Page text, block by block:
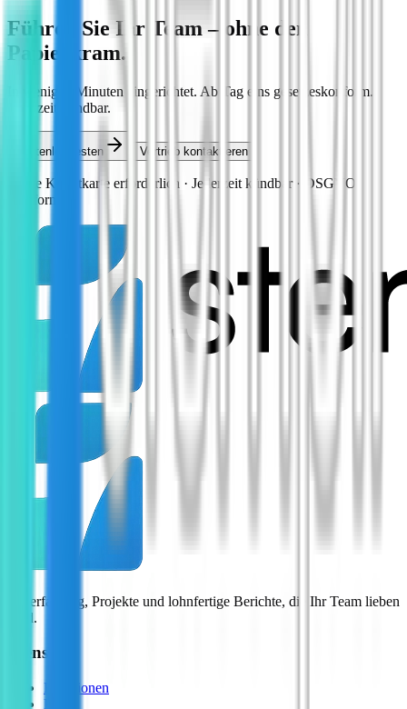
Führen Sie Ihr Team – ohne den
Papierkram.
In wenigen Minuten eingerichtet. Ab Tag eins gesetzeskonform.
Jederzeit kündbar.
Kostenlos testen Vertrieb kontaktieren
Keine Kreditkarte erforderlich · Jederzeit kündbar · DSGVO-
Konform
Zeiterfassung, Projekte und lohnfertige Berichte, die Ihr Team lieben
wird.
Dienste
Funktionen
Preise